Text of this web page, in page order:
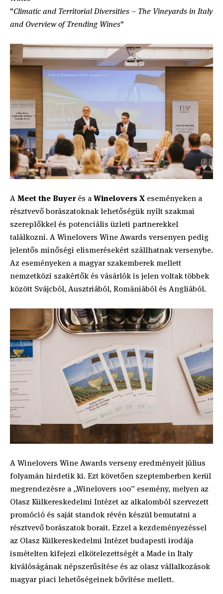
"Climatic and Territorial Diversities – The Vineyards in Italy
and Overview of Trending Wines"
AMeet the Buyerés aWinelovers X eseményeken a
résztvevő borászatoknak lehetőségük nyílt szakmai
szereplőkkel és potenciális üzleti partnerekkel
találkozni. A Winelovers Wine Awards versenyen pedig
jelentős minőségi elismerésekért szállhatnak versenybe.
Az eseményeken a magyar szakemberek mellett
nemzetközi szakértők és vásárlók is jelen voltak többek
között Svájcból, Ausztriából, Romániából és Angliából.
A Winelovers Wine Awards verseny eredményeit július
folyamán hirdetik ki. Ezt követően szeptemberben kerül
megrendezésre a „Winelovers 100” esemény, melyen az
Olasz Külkereskedelmi Intézet az alkalomból szervezett
promóció és saját standok révén készül bemutatni a
résztvevő borászatok borait. Ezzel a kezdeményezéssel
az Olasz Külkereskedelmi Intézet budapesti irodája
ismételten kifejezi elkötelezettségét a Made in Italy
kiválóságának népszerűsítése és az olasz vállalkozások
magyar piaci lehetőségeinek bővítése mellett.